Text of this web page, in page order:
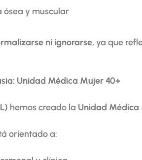
ósea y muscular
ni ignorarse, ya que
Unidad Médica Mujer 40+
hemos creado la Unidad Médica
orientado a: